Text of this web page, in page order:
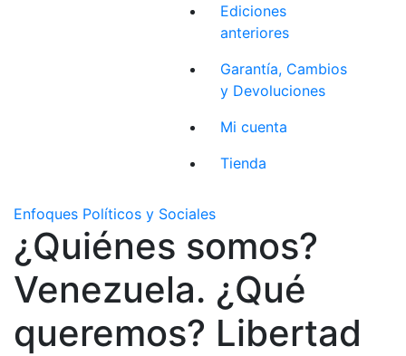
Ediciones
anteriores
Garantía, Cambios
y Devoluciones
Mi cuenta
Tienda
Enfoques Políticos y Sociales
¿Quiénes somos?
Venezuela. ¿Qué
queremos? Libertad